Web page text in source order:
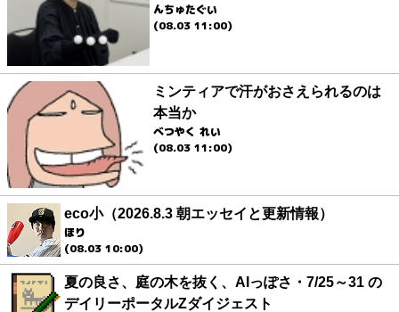
んちゅたぐい
(08.03 11:00)
ミンティアで汗がおさえられるのは
本当か
べつやく れい
(08.03 11:00)
eco小（2026.8.3 朝エッセイと更新情報）
ほり
(08.03 10:00)
夏の良さ、庭の木を抜く、AIっぽさ・7/25～31 の
デイリーポータルZダイジェスト